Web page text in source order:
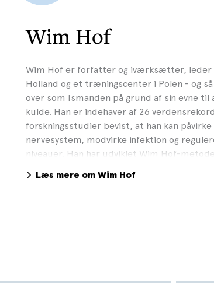
Wim Hof
Wim Hof er forfatter og iværksætter,
Holland og et træningscenter i Polen - og
over som Ismanden på grund af sin evne
kulde. Han er indehaver af 26
forskningsstudier bevist, at han kan
nervesystem, modvirke infektion og
niveauer. Han har udviklet Wim Hof-
til at skabe fuld kontrol over eget helbred.
Læs mere om Wim Hof